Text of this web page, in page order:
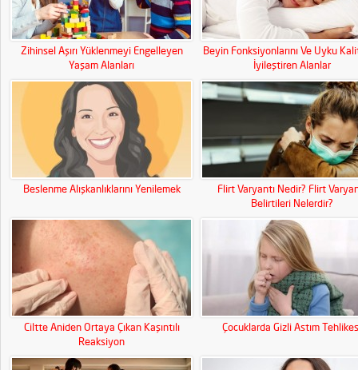
Zihinsel Aşırı Yüklenmeyi Engelleyen
Yaşam Alanları
Beyin Fonksiyonlarını Ve Uyku
İyileştiren Alanlar
Beslenme Alışkanlıklarını Yenilemek
Flirt Varyantı Nedir? Flirt
Belirtileri Nelerdir?
Ciltte Aniden Ortaya Çıkan Kaşıntılı
Reaksiyon
Çocuklarda Gizli Astım